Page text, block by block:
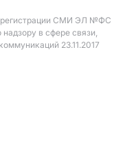
регистрации СМИ ЭЛ №ФС
в сфере связи,
23.11.2017